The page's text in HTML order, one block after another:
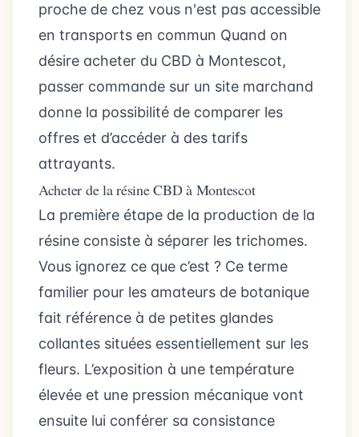
proche de chez vous n'est pas accessible
en transports en commun Quand on
désire acheter du CBD à Montescot,
passer commande sur un site marchand
donne la possibilité de comparer les
offres et d’accéder à des tarifs
attrayants.
Acheter de la résine CBD à Montescot
La première étape de la production de la
résine consiste à séparer les trichomes.
Vous ignorez ce que c’est ? Ce terme
familier pour les amateurs de botanique
fait référence à de petites glandes
collantes situées essentiellement sur les
fleurs. L’exposition à une température
élevée et une pression mécanique vont
ensuite lui conférer sa consistance